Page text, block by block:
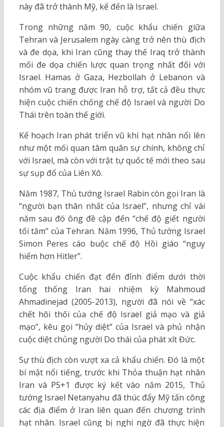
này đã trở thành Mỹ, kế đến là Israel.
Trong những năm 90, cuộc khẩu chiến giữa
Tehran và Jerusalem ngày càng trở nên thù địch
và đe dọa, khi Iran cũng thay thế Iraq trở thành
mối đe dọa chiến lược quan trọng nhất đối với
Israel. Hamas ở Gaza, Hezbollah ở Lebanon và
nhóm vũ trang được Iran hỗ trợ, tất cả đều thực
hiện cuộc chiến chống chế độ Israel và người Do
Thái trên toàn thế giới.
Kế hoạch Iran phát triển vũ khí hạt nhân nổi lên
như một mối quan tâm quân sự chính, không chỉ
với Israel, mà còn với trật tự quốc tế mới theo sau
sự sụp đổ của Liên Xô.
Năm 1987, Thủ tướng Israel Rabin còn gọi Iran là
“người bạn thân nhất của Israel”, nhưng chỉ vài
năm sau đó ông đề cập đến “chế độ giết người
tối tăm” của Tehran. Năm 1996, Thủ tướng Israel
Simon Peres cáo buộc chế độ Hồi giáo “nguy
hiểm hơn Hitler”.
Cuộc khẩu chiến đạt đến đỉnh điểm dưới thời
tổng thống Iran hai nhiệm kỳ Mahmoud
Ahmadinejad (2005-2013), người đã nói về “xác
chết hôi thối của chế độ Israel giả mạo và giả
mạo”, kêu gọi “hủy diệt” của Israel và phủ nhận
cuộc diệt chủng người Do thái của phát xít Đức.
Sự thù địch còn vượt xa cả khẩu chiến. Đó là một
bí mật nổi tiếng, trước khi Thỏa thuận hạt nhân
Iran và P5+1 được ký kết vào năm 2015, Thủ
tướng Israel Netanyahu đã thúc đẩy Mỹ tấn công
các địa điểm ở Iran liên quan đến chương trình
hạt nhân. Israel cũng bị nghi ngờ đã thực hiện